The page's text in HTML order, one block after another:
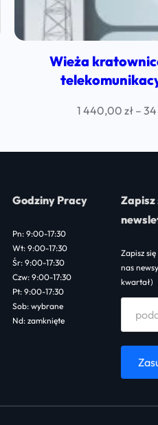
Wieża
1 440,00zł –
Godziny Pracy
Pn: 9:00-17:30
Wt: 9:00-17:30
Śr: 9:00-17:30
Czw: 9:00-17:30
Pt: 9:00-17:30
Sob: wybrane
Nd: zamknięte
Zapisz
Zapisz
nas
kwartał)